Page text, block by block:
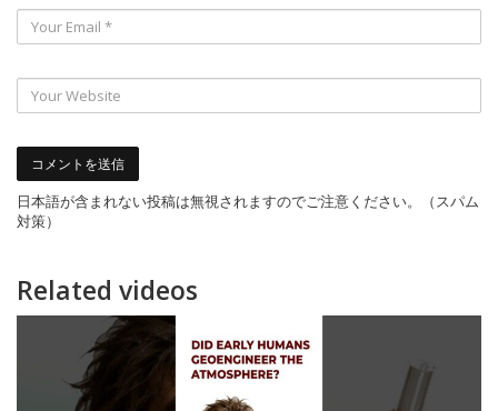
日本語が含まれない投稿は無視されますのでご注意ください。（スパム
対策）
Related videos